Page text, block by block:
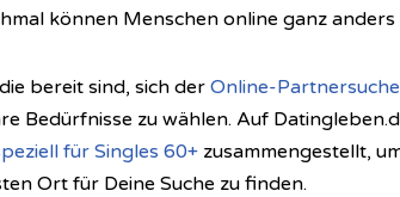
können Menschen online ganz
bereit sind, sich der Online-Partnersuche
Bedürfnisse zu wählen. Auf
für Singles 60+ zusammengestellt,
Ort für Deine Suche zu finden.